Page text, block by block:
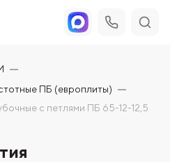
ПБ (европлиты)
с петлями ПБ 65-12-12,5